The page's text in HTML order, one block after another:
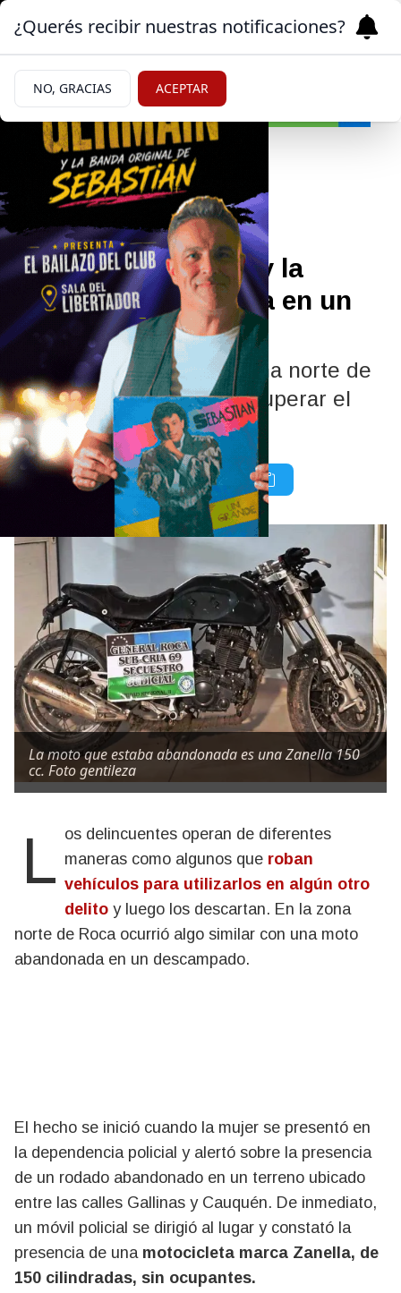
Policiales y Judiciales
15/05/2026
Robaron una moto y la
dejaron abandonada en un
descampado
El hecho ocurrió en la zona norte de
Roca. La policía pudo recuperar el
vehículo.
La moto que estaba abandonada es una Zanella 150
cc. Foto gentileza
Los delincuentes operan de diferentes maneras como algunos que roban
vehículos para utilizarlos en algún otro
delito y luego los descartan. En la zona
norte de Roca ocurrió algo similar con una moto
abandonada en un descampado.
El hecho se inició cuando la mujer se presentó en
la dependencia policial y alertó sobre la presencia
de un rodado abandonado en un terreno ubicado
entre las calles Gallinas y Cauquén. De inmediato,
un móvil policial se dirigió al lugar y constató la
presencia de una motocicleta marca Zanella, de
150 cilindradas, sin ocupantes.
¿Querés recibir nuestras notificaciones?
NO, GRACIAS ACEPTAR